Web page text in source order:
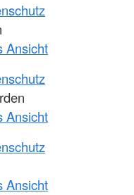
Ansicht
Ansicht
Ansicht